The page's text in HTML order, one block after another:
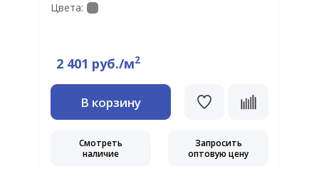
Цвета:
2 401 руб./м2
В корзину
Смотреть
наличие
Запросить
оптовую цену